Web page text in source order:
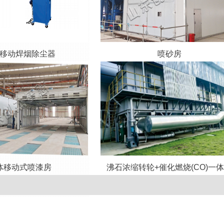
动焊烟除尘器 喷砂房
移动式喷漆房 沸石浓缩转轮+催化燃烧(CO)一